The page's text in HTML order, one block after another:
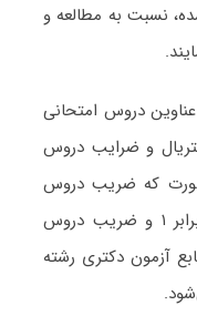
نسبت به مطالعه و
دروس امتحانی
و ضرایب دروس
که ضریب دروس
عمومی (شامل زبان عمومی دکتری) برابر ۱ و ضریب دروس
منابع آزمون دکتری رشته